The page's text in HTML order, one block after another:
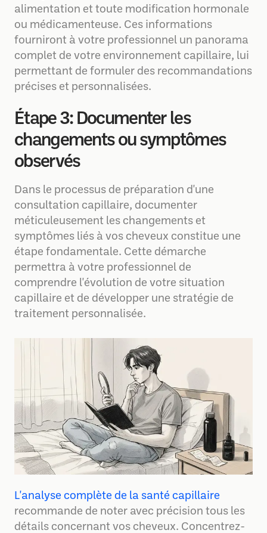
alimentation et toute modification hormonale
ou médicamenteuse. Ces informations
fourniront à votre professionnel un panorama
complet de votre environnement capillaire, lui
permettant de formuler des recommandations
précises et personnalisées.
Étape 3: Documenter les
changements ou symptômes
observés
Dans le processus de préparation d'une
consultation capillaire, documenter
méticuleusement les changements et
symptômes liés à vos cheveux constitue une
étape fondamentale. Cette démarche
permettra à votre professionnel de
comprendre l'évolution de votre situation
capillaire et de développer une stratégie de
traitement personnalisée.
L'analyse complète de la santé capillaire
recommande de noter avec précision tous les
détails concernant vos cheveux. Concentrez-